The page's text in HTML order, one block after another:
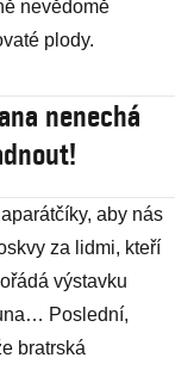
nevědomě
plody.
nenechá
aby nás
za lidmi, kteří
výstavku
Poslední,
bratrská